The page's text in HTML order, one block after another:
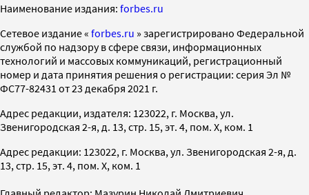
Наименование издания: forbes.ru
Cетевое издание « forbes.ru » зарегистрировано Федеральной
службой по надзору в сфере связи, информационных
технологий и массовых коммуникаций, регистрационный
номер и дата принятия решения о регистрации: серия Эл №
ФС77-82431 от 23 декабря 2021 г.
Адрес редакции, издателя: 123022, г. Москва, ул.
Звенигородская 2-я, д. 13, стр. 15, эт. 4, пом. X, ком. 1
Адрес редакции: 123022, г. Москва, ул. Звенигородская 2-я, д.
13, стр. 15, эт. 4, пом. X, ком. 1